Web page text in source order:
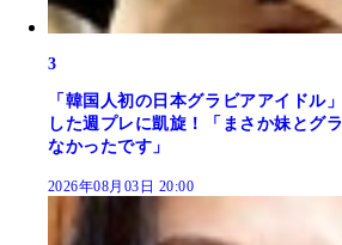
3
「韓国人初の日本グラビアアイドル
した週プレに凱旋！「まさか妹とグ
なかったです」
2026年08月03日 20:00